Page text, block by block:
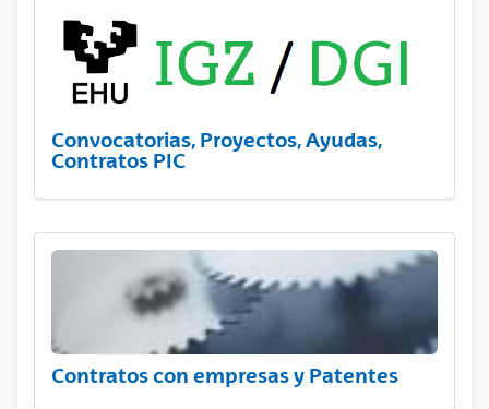
Convocatorias, Proyectos, Ayudas,
Contratos PIC
Contratos con empresas y Patentes